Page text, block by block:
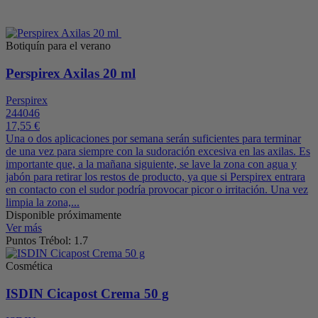
Botiquín para el verano
Perspirex Axilas 20 ml
Perspirex
244046
17,55 €
Una o dos aplicaciones por semana serán suficientes para terminar
de una vez para siempre con la sudoración excesiva en las axilas. Es
importante que, a la mañana siguiente, se lave la zona con agua y
jabón para retirar los restos de producto, ya que si Perspirex entrara
en contacto con el sudor podría provocar picor o irritación. Una vez
limpia la zona,...
Disponible próximamente
Ver más
Puntos Trébol: 1.7
Cosmética
ISDIN Cicapost Crema 50 g